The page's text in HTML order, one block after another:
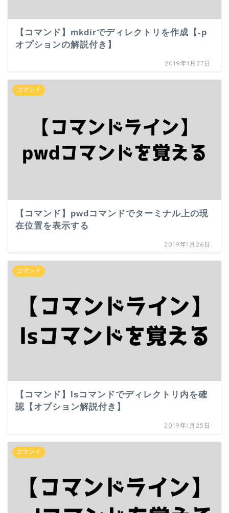
【コマンド】mkdirでディレクトリを作成【-p
オプションの解説付き】
2019年1月27日
コマンド
【コマンド】pwdコマンドでターミナル上の現
在位置を表示する
2019年1月26日
コマンド
【コマンド】lsコマンドでディレクトリ内を確
認【オプション解説付き】
2019年1月25日
コマンド